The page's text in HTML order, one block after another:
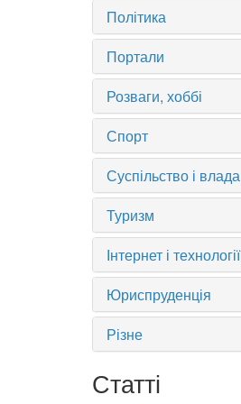
Політика
Портали
Розваги, хоббі
Спорт
Суспільство і влада
Туризм
Інтернет і технології
Юриспруденція
Різне
Статті